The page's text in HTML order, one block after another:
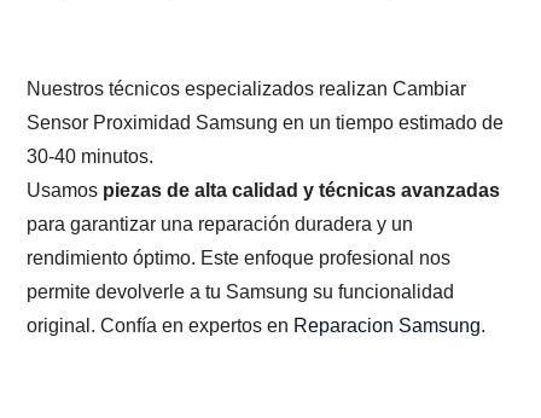
Nuestros técnicos especializados realizan Cambiar
Sensor Proximidad Samsung en un tiempo estimado de
30-40 minutos.
Usamos piezas de alta calidad y técnicas avanzadas
para garantizar una reparación duradera y un
rendimiento óptimo. Este enfoque profesional nos
permite devolverle a tu Samsung su funcionalidad
original. Confía en expertos en Reparacion Samsung.